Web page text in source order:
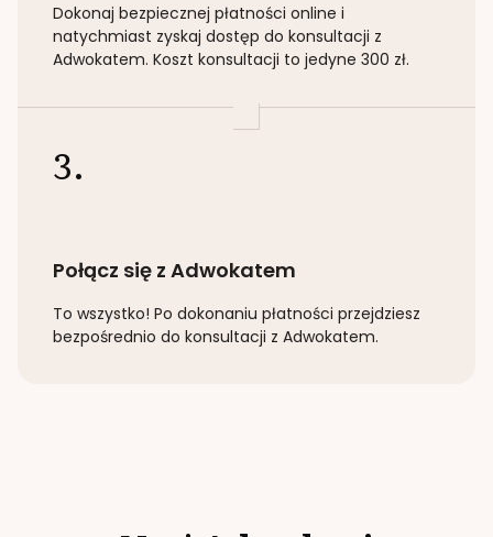
Dokonaj bezpiecznej płatności online i
natychmiast zyskaj dostęp do konsultacji z
Adwokatem. Koszt konsultacji to jedyne 300 zł.
3.
Połącz się z Adwokatem
To wszystko! Po dokonaniu płatności przejdziesz
bezpośrednio do konsultacji z Adwokatem.